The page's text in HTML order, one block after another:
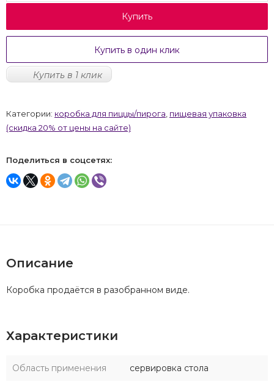
Купить
Купить в один клик
Купить в 1 клик
Категории: коробка для пиццы/пирога пищевая упаковка
(скидка 20% от цены на сайте)
Поделиться в соцсетях:
Описание
Коробка продаётся в разобранном виде.
Характеристики
Область применения сервировка стола